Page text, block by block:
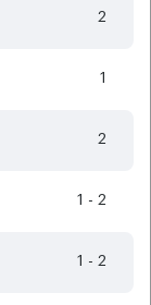
2
1
2
1 - 2
1 - 2